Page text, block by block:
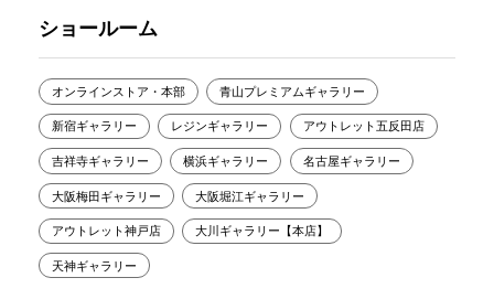
ショールーム
オンラインストア・本部 青山プレミアムギャラリー
新宿ギャラリー レジンギャラリー アウトレット五反田店
吉祥寺ギャラリー 横浜ギャラリー 名古屋ギャラリー
大阪梅田ギャラリー 大阪堀江ギャラリー
アウトレット神戸店 大川ギャラリー【本店】
天神ギャラリー